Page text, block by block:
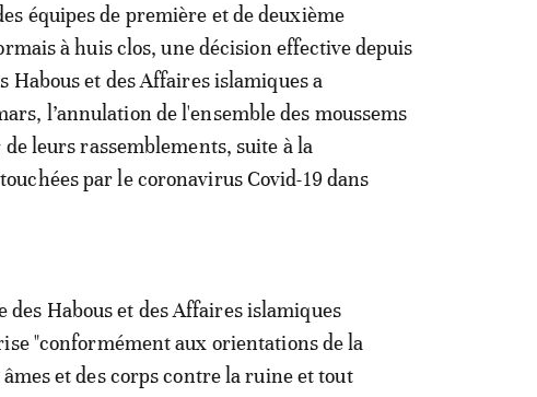
équipes de première et de deuxième
à huis clos, une décision effective depuis
et des Affaires islamiques a
l’annulation de l'ensemble des moussems
leurs rassemblements, suite à la
par le coronavirus Covid-19 dans
Habous et des Affaires islamiques
"conformément aux orientations de la
et des corps contre la ruine et tout